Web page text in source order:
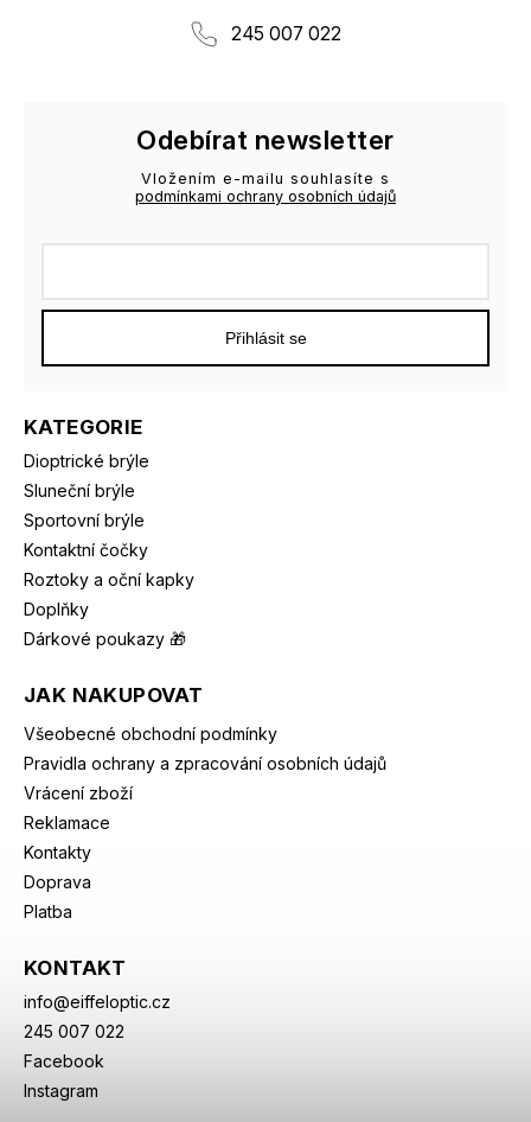
245 007 022
KATEGORIE
Dioptrické brýle
Sluneční brýle
Sportovní brýle
Kontaktní čočky
Roztoky a oční kapky
Doplňky
Dárkové poukazy 🎁
JAK NAKUPOVAT
Všeobecné obchodní podmínky
Pravidla ochrany a zpracování osobních údajů
Vrácení zboží
Reklamace
Kontakty
Doprava
Platba
KONTAKT
info@eiffeloptic.cz
245 007 022
Facebook
Instagram
Odebírat newsletter
Vložením e-mailu souhlasíte s
podmínkami ochrany osobních údajů
Přihlásit se